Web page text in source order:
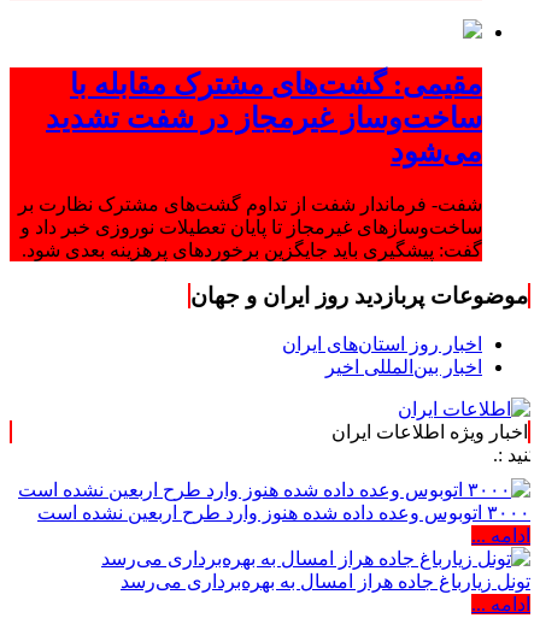
مقیمی: گشت‌های مشترک مقابله با
ساخت‌وساز غیرمجاز در شفت تشدید
می‌شود
شفت- فرماندار شفت از تداوم گشت‌های مشترک نظارت بر
ساخت‌وسازهای غیرمجاز تا پایان تعطیلات نوروزی خبر داد و
گفت: پیشگیری باید جایگزین برخوردهای پرهزینه بعدی شود.
موضوعات پربازدید روز ایران و جهان
اخبار روز استان‌های ایران
اخبار بین‌المللی اخیر
اخبار ویژه اطلاعات ایران
۳۰۰۰ اتوبوس وعده داده شده هنوز وارد طرح اربعین نشده است
ادامه ...
تونل زیارباغ جاده هراز امسال به بهره‌برداری می‌رسد
ادامه ...